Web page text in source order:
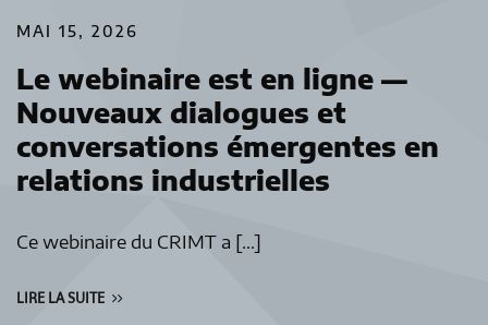
MAI 15, 2026
Le webinaire est en ligne —
Nouveaux dialogues et
conversations émergentes en
relations industrielles
Ce webinaire du CRIMT a […]
LIRE LA SUITE